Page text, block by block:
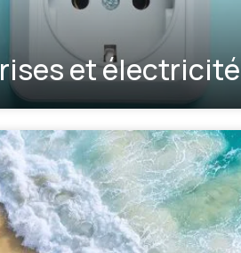
et électricité